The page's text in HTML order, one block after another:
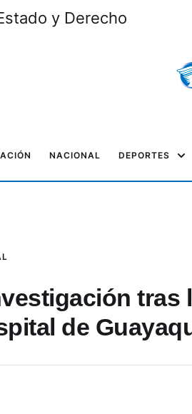
y Derecho
NACIONAL DEPORTES
tras
de